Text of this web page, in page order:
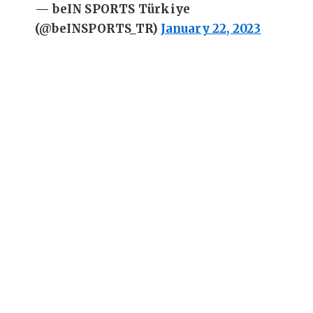
— beIN SPORTS Türkiye
(@beINSPORTS_TR) January 22, 2023